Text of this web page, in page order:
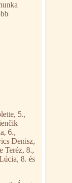
5.,
6.,
Denisz,
Teréz, 8.,
8. és